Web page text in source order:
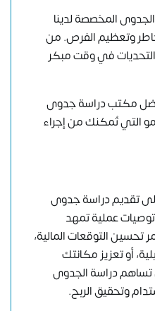
الجدوى المخصصة لدينا
وتعظيم الفرص. من
في وقت مبكر
مكتب دراسة جدوى
التي تُمكنك من إجراء
تقديم دراسة جدوى
عملية تمهد
تحسين التوقعات المالية،
أو تعزيز مكانتك
تساهم دراسة الجدوى
وتحقيق الربح.